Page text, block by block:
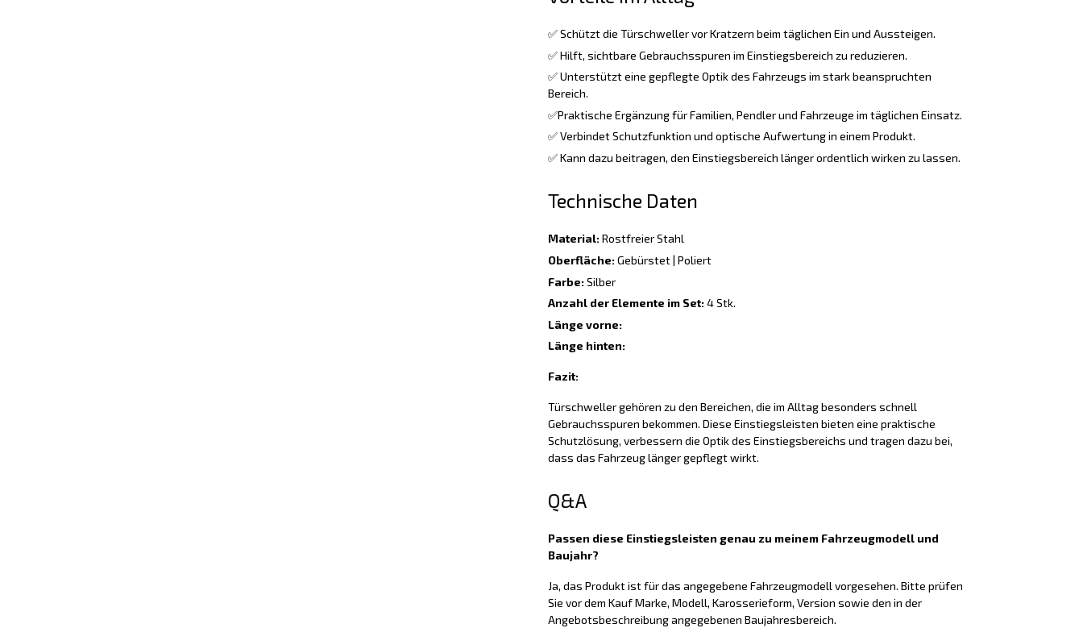
✅ Schützt die Türschweller vor Kratzern beim täglichen Ein und Aussteigen.
✅ Hilft, sichtbare Gebrauchsspuren im Einstiegsbereich zu reduzieren.
✅ Unterstützt eine gepflegte Optik des Fahrzeugs im stark beanspruchten
Bereich.
✅Praktische Ergänzung für Familien, Pendler und Fahrzeuge im täglichen Einsatz.
✅ Verbindet Schutzfunktion und optische Aufwertung in einem Produkt.
✅ Kann dazu beitragen, den Einstiegsbereich länger ordentlich wirken zu lassen.
Technische Daten
Material:Rostfreier Stahl
Oberfläche:Gebürstet | Poliert
Farbe:Silber
Anzahl der Elemente im Set:4 Stk.
Länge vorne:
Länge hinten:
Fazit:
Türschweller gehören zu den Bereichen, die im Alltag besonders schnell
Gebrauchsspuren bekommen. Diese Einstiegsleisten bieten eine praktische
Schutzlösung, verbessern die Optik des Einstiegsbereichs und tragen dazu bei,
dass das Fahrzeug länger gepflegt wirkt.
Q&A
Passen diese Einstiegsleisten genau zu meinem Fahrzeugmodell und
Baujahr?
Ja, das Produkt ist für das angegebene Fahrzeugmodell vorgesehen. Bitte prüfen
Sie vor dem Kauf Marke, Modell, Karosserieform, Version sowie den in der
Angebotsbeschreibung angegebenen Baujahresbereich.